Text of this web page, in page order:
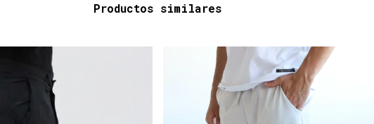
Productos similares